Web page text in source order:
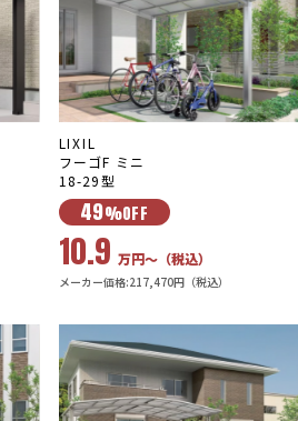
LIXIL
フーゴF ミニ
18-29型
49%OFF
10.9 万円〜（税込）
メーカー価格:217,470円（税込）